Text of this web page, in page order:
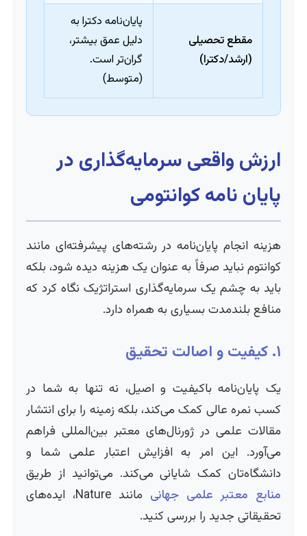
مقطع تحصیلی
(ارشد/دکترا)
پایان‌نامه دکترا به
دلیل عمق بیشتر،
گران‌تر است.
(متوسط)
ارزش واقعی سرمایه‌گذاری در
پایان نامه کوانتومی
هزینه انجام پایان‌نامه در رشته‌های پیشرفته‌ای مانند
کوانتوم نباید صرفاً به عنوان یک هزینه دیده شود، بلکه
باید به چشم یک سرمایه‌گذاری استراتژیک نگاه کرد که
منافع بلندمدت بسیاری به همراه دارد.
۱. کیفیت و اصالت تحقیق
یک پایان‌نامه باکیفیت و اصیل، نه تنها به شما در
کسب نمره عالی کمک می‌کند، بلکه زمینه را برای انتشار
مقالات علمی در ژورنال‌های معتبر بین‌المللی فراهم
می‌آورد. این امر به افزایش اعتبار علمی شما و
دانشگاه‌تان کمک شایانی می‌کند. می‌توانید از طریق
منابع معتبر علمی جهانی
مانند Nature، ایده‌های
تحقیقاتی جدید را بررسی کنید.